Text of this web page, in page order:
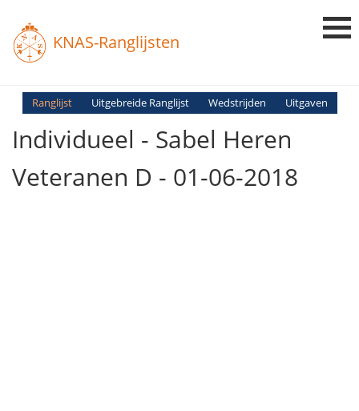
KNAS-Ranglijsten
Login
Ranglijst Uitgebreide Ranglijst Wedstrijden Uitgaven
Individueel - Sabel Heren
Veteranen D - 01-06-2018